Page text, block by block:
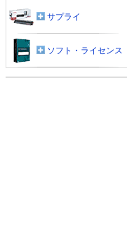
サプライ
ソフト・ライセンス